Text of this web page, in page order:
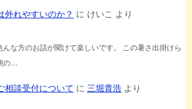
外れやすいのか？ に けいこ より
な方のお話が聞けて楽しいです。 この暑さ出掛けら
の…
相談受付について に 三堀貴浩 より